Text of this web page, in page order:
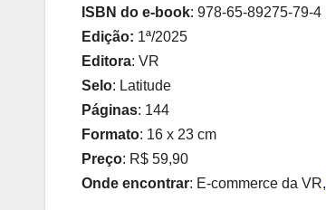
ISBN do e-book: 978-65-89275-79-4
Edição: 1ª/2025
Editora: VR
Selo: Latitude
Páginas: 144
Formato: 16 x 23 cm
Preço: R$ 59,90
Onde encontrar: E-commerce da VR,